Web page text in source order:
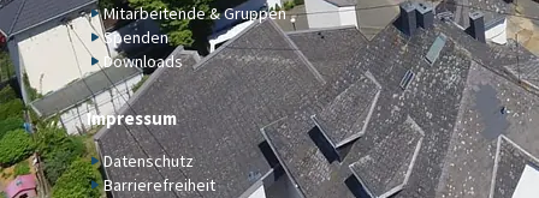
Mitarbeitende & Gruppen
Spenden
Downloads
Impressum
Datenschutz
Barrierefreiheit